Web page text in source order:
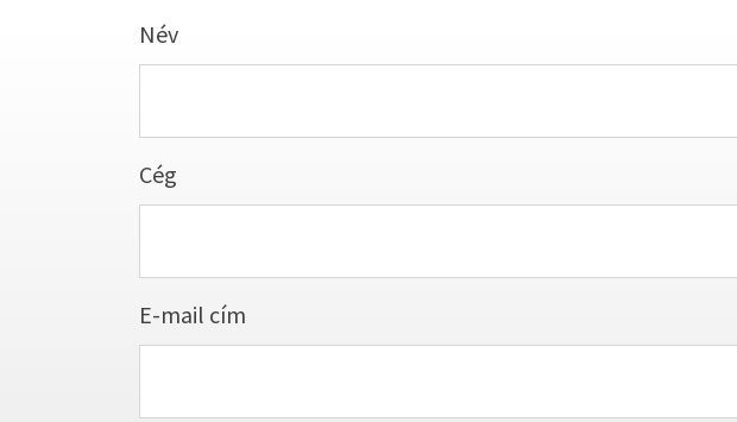
Név
Cég
E-mail cím